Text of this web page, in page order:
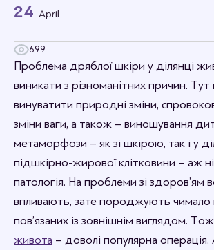
24 April
699
Проблема дряблої шкіри у ділянці
виникати з різноманітних причин.
винуватити природні зміни,
зміни ваги, а також – виношування
метаморфози – як зі шкірою, так і у
підшкірно-жирової клітковини – аж
патологія. На проблеми зі здоров’ям
впливають, зате породжують чимало
пов’язаних із зовнішнім виглядом. Тож
живота – доволі популярна